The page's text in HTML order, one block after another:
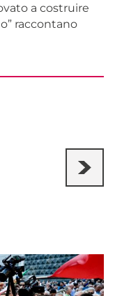
a costruire
raccontano